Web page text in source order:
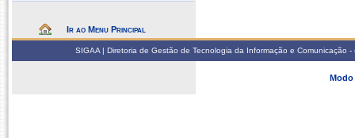
Ir ao Menu Principal
SIGAA | Diretoria de Gestão de Tecnologia da Informação e
Modo